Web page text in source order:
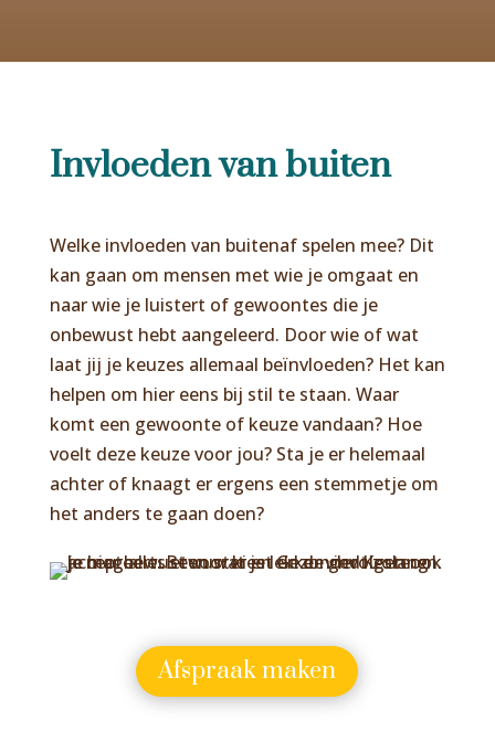
Invloeden van buiten
Welke invloeden van buitenaf spelen mee? Dit
kan gaan om mensen met wie je omgaat en
naar wie je luistert of gewoontes die je
onbewust hebt aangeleerd. Door wie of wat
laat jij je keuzes allemaal beïnvloeden? Het kan
helpen om hier eens bij stil te staan. Waar
komt een gewoonte of keuze vandaan? Hoe
voelt deze keuze voor jou? Sta je er helemaal
achter of knaagt er ergens een stemmetje om
het anders te gaan doen?
Afspraak maken